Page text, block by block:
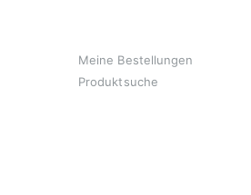
Meine Bestellungen
Produktsuche